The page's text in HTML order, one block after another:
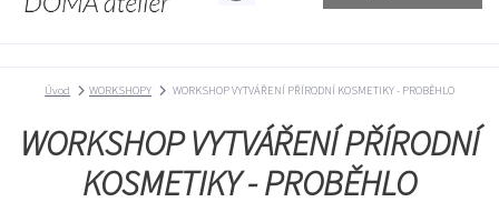
Úvod WORKSHOPY WORKSHOP VYTVÁŘENÍ PŘÍRODNÍ KOSMETIKY - PROBĚHLO
WORKSHOP VYTVÁŘENÍ PŘÍRODNÍ
KOSMETIKY - PROBĚHLO